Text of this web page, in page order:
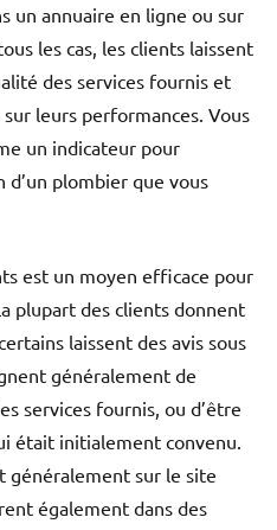
un annuaire en ligne ou sur
les cas, les clients laissent
des services fournis et
leurs performances. Vous
un indicateur pour
d’un plombier que vous
est un moyen efficace pour
plupart des clients donnent
laissent des avis sous
généralement de
services fournis, ou d’être
était initialement convenu.
généralement sur le site
également dans des